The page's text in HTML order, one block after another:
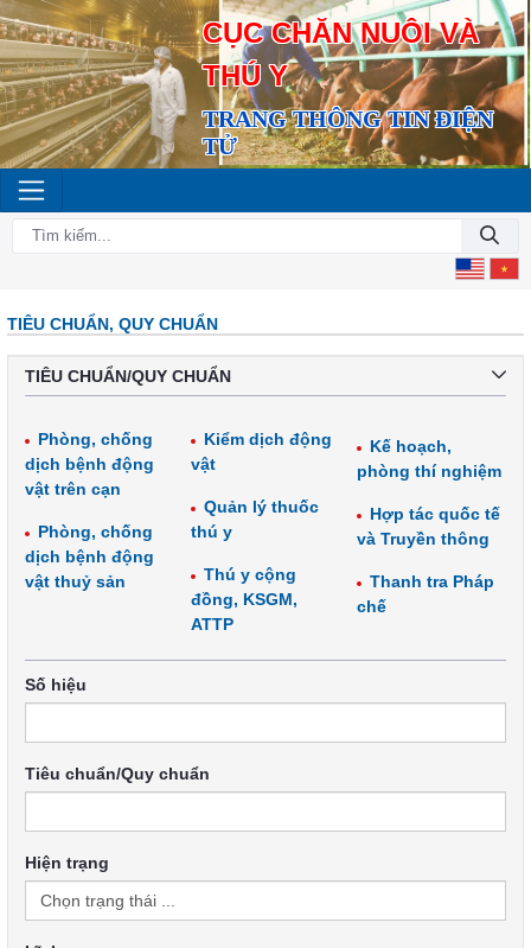
CỤC CHĂN NUÔI VÀ
THÚ Y
TRANG THÔNG TIN ĐIỆN
TỬ
TIÊU CHUẨN, QUY CHUẨN
TIÊU CHUẨN/QUY CHUẨN
Phòng, chống
dịch bệnh động
vật trên cạn
Phòng, chống
dịch bệnh động
vật thuỷ sản
Kiểm dịch động
vật
Quản lý thuốc
thú y
Thú y cộng
đồng, KSGM,
ATTP
Kế hoạch,
phòng thí nghiệm
Hợp tác quốc tế
và Truyền thông
Thanh tra Pháp
chế
Số hiệu
Tiêu chuẩn/Quy chuẩn
Hiện trạng